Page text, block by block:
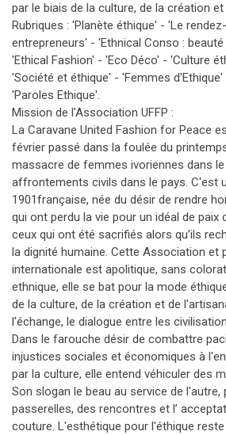
par le biais de la culture, de la création
Rubriques : 'Planète éthique' - 'Le
entrepreneurs' - 'Ethnical Conso :
'Ethical Fashion' - 'Eco Déco' - 'Culture
'Société et éthique' - 'Femmes d'Ethique'
'Paroles Ethique'.
Mission de l'Association UFFP :
La Caravane United Fashion for Peace
février passé dans la foulée du
massacre de femmes ivoriennes dans
affrontements civils dans le pays. C'est
1901française, née du désir de rendre
qui ont perdu la vie pour un idéal de paix
ceux qui ont été sacrifiés alors qu’ils
la dignité humaine. Cette Association et
internationale est apolitique, sans
ethnique, elle se bat pour la mode
de la culture, de la création et de
l'échange, le dialogue entre les
Dans le farouche désir de combattre
injustices sociales et économiques à
par la culture, elle entend véhiculer des
Son slogan le beau au service de l'autre,
passerelles, des rencontres et l’
couture. L'esthétique pour l'éthique